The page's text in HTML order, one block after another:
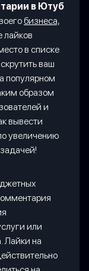
в Ютуб
бизнеса,
лайков
в списке
ваш
популярном
образом
и
вывести
увеличению
или
Лайки на